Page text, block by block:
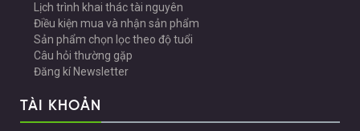
Lịch trình khai thác tài nguyên
Điều kiện mua và nhận sản phẩm
Sản phẩm chọn lọc theo độ tuổi
Câu hỏi thường gặp
Đăng kí Newsletter
TÀI KHOẢN